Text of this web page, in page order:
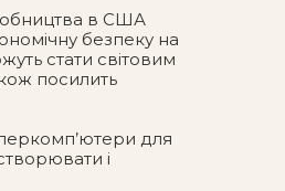
в США
безпеку на
стати світовим
посилить
для
і